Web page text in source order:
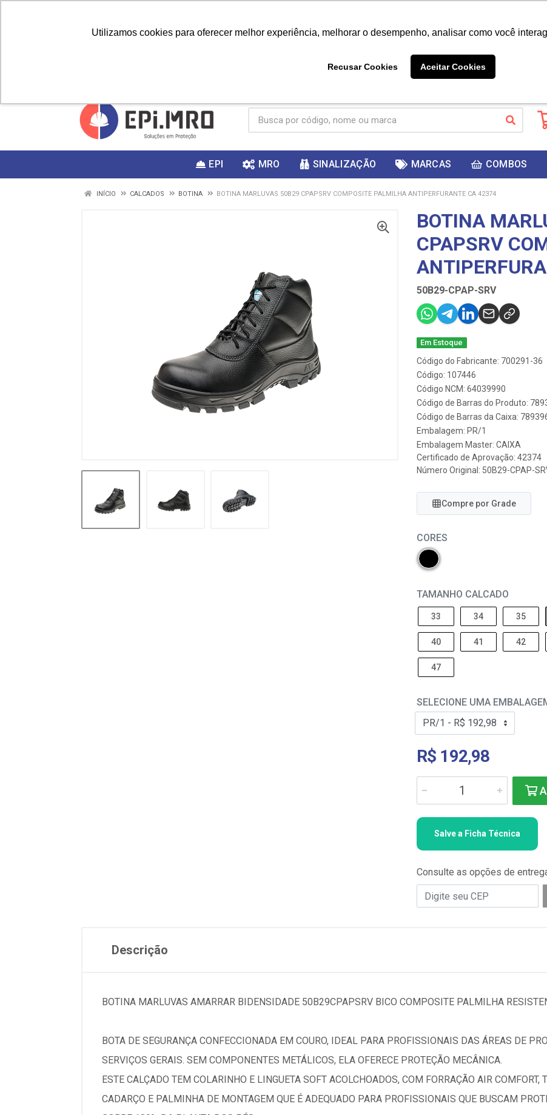
Utilizamos cookies para oferecer melhor experiência, melhorar o desempenho, analisar como você
Recusar Cookies Aceitar Cookies
ganhar
EPI MRO SINALIZAÇÃO MARCAS COMBOS
INÍCIO CALCADOS BOTINA BOTINA MARLUVAS 50B29 CPAPSRV COMPOSITE PALMILHA ANTIPERFURANTE CA 42374
BOTINA
CPAPSRV
50B29-CPAP-SRV
Em Estoque
Código do Fabricante: 700291-36
Código: 107446
Código NCM: 64039990
Código de Barras do Produto:
Código de Barras da Caixa:
Embalagem: PR/1
Embalagem Master: CAIXA
Certificado de Aprovação: 42374
Número Original: 50B29-CPAP-
Compre por Grade
CORES
TAMANHO CALCADO
33 34 35
40 41 42
47
SELECIONE UMA
R$ 192,98
Salve a Ficha Técnica
Consulte as opções de
Descrição
BOTINA MARLUVAS AMARRAR BIDENSIDADE 50B29CPAPSRV BICO COMPOSITE PALMILHA
BOTA DE SEGURANÇA CONFECCIONADA EM COURO, IDEAL PARA PROFISSIONAIS DAS ÁREAS DE
SERVIÇOS GERAIS. SEM COMPONENTES METÁLICOS, ELA OFERECE PROTEÇÃO MECÂNICA.
ESTE CALÇADO TEM COLARINHO E LINGUETA SOFT ACOLCHOADOS, COM FORRAÇÃO AIR
CADARÇO E PALMINHA DE MONTAGEM QUE É ADEQUADO PARA PROFISSIONAIS QUE BUSCAM